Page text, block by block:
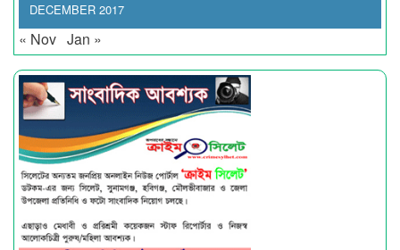
DECEMBER 2017
« Nov Jan »